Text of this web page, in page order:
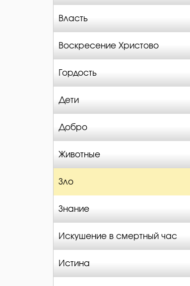
Власть
Воскресение Христово
Гордость
Дети
Добро
Животные
Зло
Знание
Искушение в смертный час
Истина